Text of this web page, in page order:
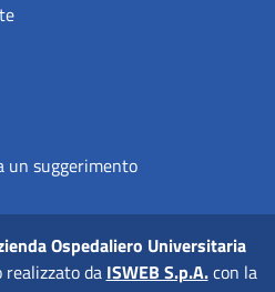
un suggerimento
Ospedaliero Universitaria
da ISWEB S.p.A.con la